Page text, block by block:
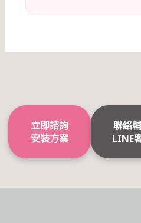
立即諮詢
安裝方案
聯絡
LINE